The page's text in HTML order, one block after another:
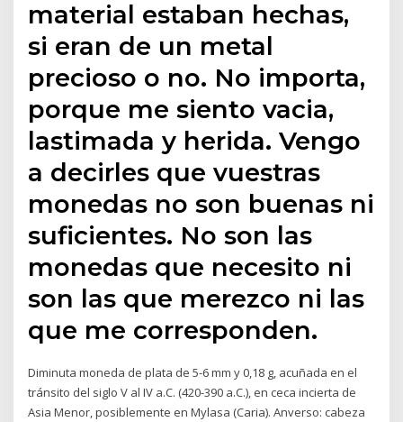
material estaban hechas,
si eran de un metal
precioso o no. No importa,
porque me siento vacia,
lastimada y herida. Vengo
a decirles que vuestras
monedas no son buenas ni
suficientes. No son las
monedas que necesito ni
son las que merezco ni las
que me corresponden.
Diminuta moneda de plata de 5-6 mm y 0,18 g, acuñada en el
tránsito del siglo V al IV a.C. (420-390 a.C.), en ceca incierta de
Asia Menor, posiblemente en Mylasa (Caria). Anverso: cabeza